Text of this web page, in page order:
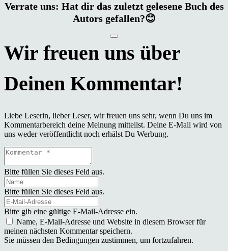
Verrate uns: Hat dir das zuletzt gelesene Buch des
Autors gefallen?😊
Liebe Leserin, lieber Leser, wir freuen uns sehr, wenn Du uns im
Kommentarbereich deine Meinung mitteilst. Deine E-Mail wird von
uns weder veröffentlicht noch erhälst Du Werbung.
Bitte füllen Sie dieses Feld aus.
Bitte füllen Sie dieses Feld aus.
Bitte gib eine gültige E-Mail-Adresse ein.
Name, E-Mail-Adresse und Website in diesem Browser für
meinen nächsten Kommentar speichern.
Sie müssen den Bedingungen zustimmen, um fortzufahren.